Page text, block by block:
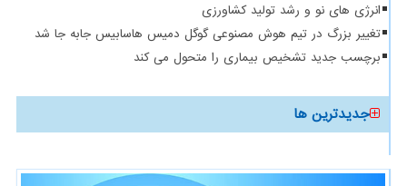
انرژی های نو و رشد تولید کشاورزی
تغییر بزرگ در تیم هوش مصنوعی گوگل دمیس هاسابیس جابه جا شد
برچسب جدید تشخیص بیماری را متحول می کند
جدیدترین ها